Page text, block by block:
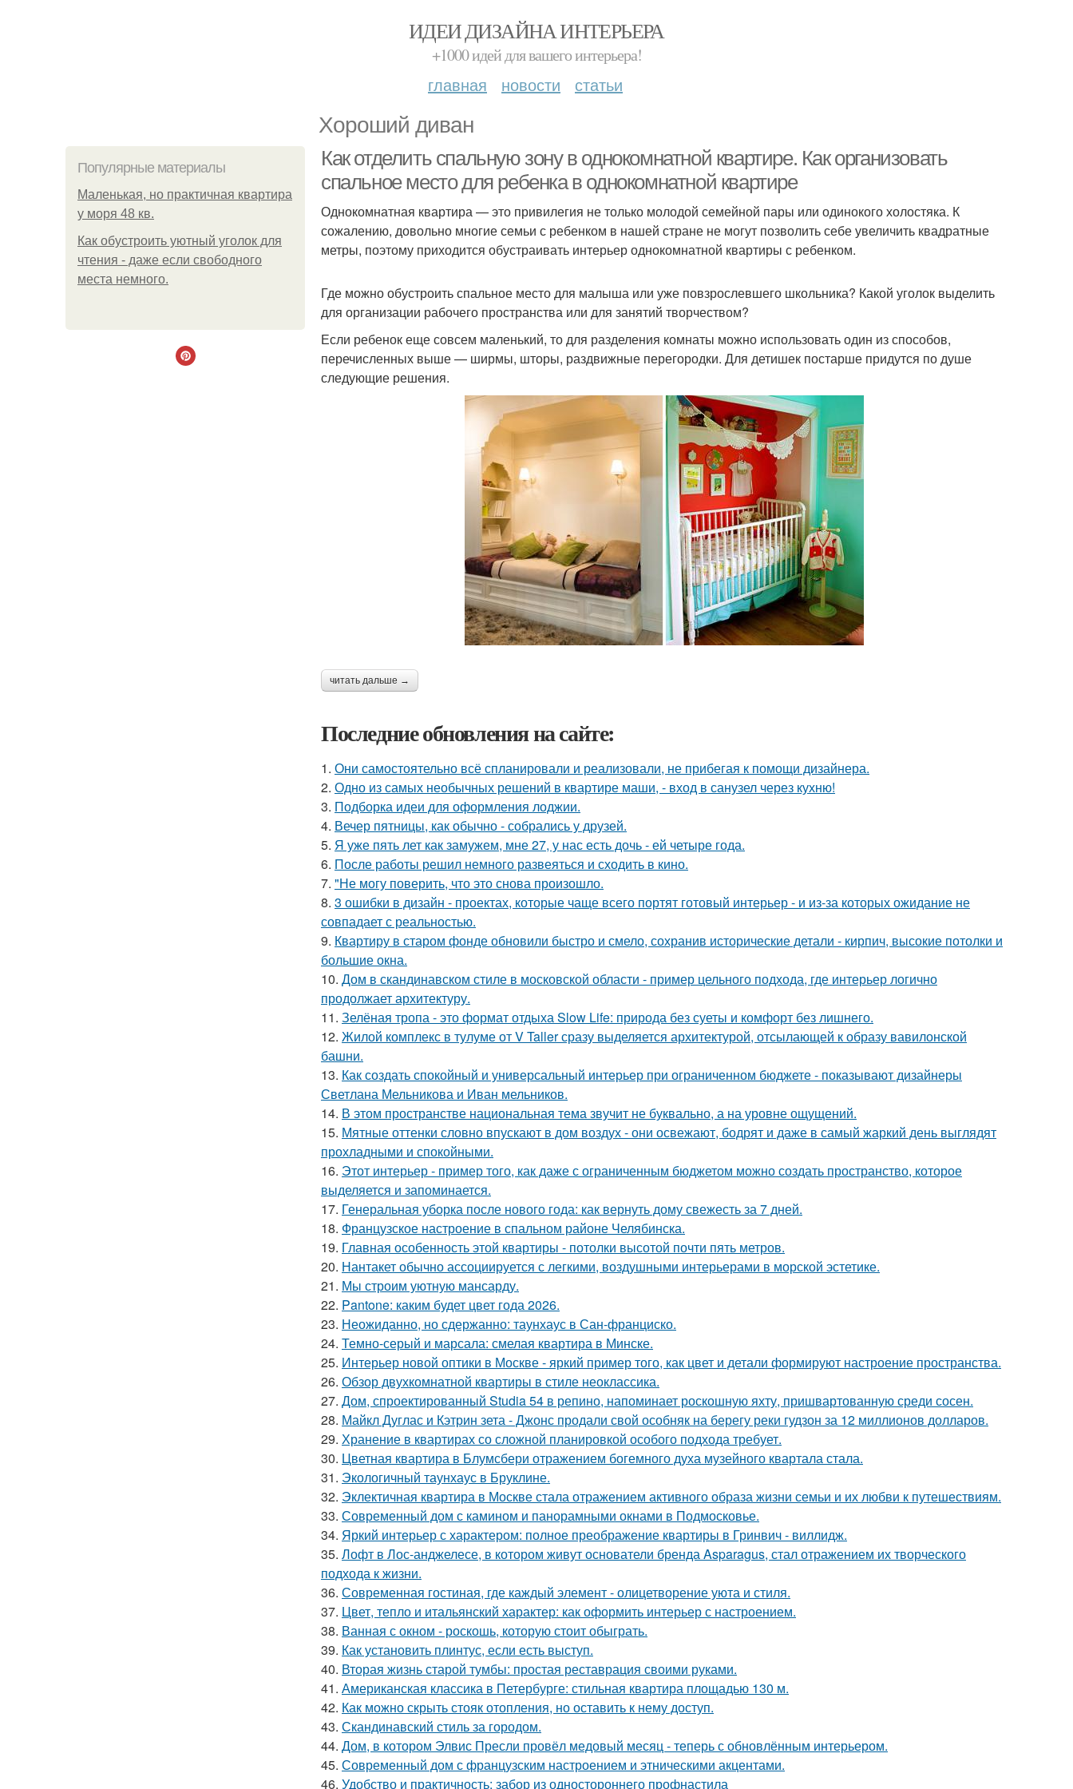
ИДЕИ ДИЗАЙНА ИНТЕРЬЕРА
+1000 идей для вашего интерьера!
главная новости статьи
Хороший диван
Популярные материалы
Маленькая, но практичная квартира
у моря 48 кв.
Как обустроить уютный уголок для
чтения - даже если свободного
места немного.
Как отделить спальную зону в однокомнатной квартире. Как организовать
спальное место для ребенка в однокомнатной квартире
Однокомнатная квартира — это привилегия не только молодой семейной пары или одинокого холостяка. К
сожалению, довольно многие семьи с ребенком в нашей стране не могут позволить себе увеличить квадратные
метры, поэтому приходится обустраивать интерьер однокомнатной квартиры с ребенком.
Где можно обустроить спальное место для малыша или уже повзрослевшего школьника? Какой уголок выделить
для организации рабочего пространства или для занятий творчеством?
Если ребенок еще совсем маленький, то для разделения комнаты можно использовать один из способов,
перечисленных выше — ширмы, шторы, раздвижные перегородки. Для детишек постарше придутся по душе
следующие решения.
читать дальше →
Последние обновления на сайте:
1. Они самостоятельно всё спланировали и реализовали, не прибегая к помощи дизайнера.
2. Одно из самых необычных решений в квартире маши, - вход в санузел через кухню!
3. Подборка идеи для оформления лоджии.
4. Вечер пятницы, как обычно - собрались у друзей.
5. Я уже пять лет как замужем, мне 27, у нас есть дочь - ей четыре года.
6. После работы решил немного развеяться и сходить в кино.
7. "Не могу поверить, что это снова произошло.
8. 3 ошибки в дизайн - проектах, которые чаще всего портят готовый интерьер - и из-за которых ожидание не
совпадает с реальностью.
9. Квартиру в старом фонде обновили быстро и смело, сохранив исторические детали - кирпич, высокие потолки и
большие окна.
10. Дом в скандинавском стиле в московской области - пример цельного подхода, где интерьер логично
продолжает архитектуру.
11. Зелёная тропа - это формат отдыха Slow Life: природа без суеты и комфорт без лишнего.
12. Жилой комплекс в тулуме от V Taller сразу выделяется архитектурой, отсылающей к образу вавилонской
башни.
13. Как создать спокойный и универсальный интерьер при ограниченном бюджете - показывают дизайнеры
Светлана Мельникова и Иван мельников.
14. В этом пространстве национальная тема звучит не буквально, а на уровне ощущений.
15. Мятные оттенки словно впускают в дом воздух - они освежают, бодрят и даже в самый жаркий день выглядят
прохладными и спокойными.
16. Этот интерьер - пример того, как даже с ограниченным бюджетом можно создать пространство, которое
выделяется и запоминается.
17. Генеральная уборка после нового года: как вернуть дому свежесть за 7 дней.
18. Французское настроение в спальном районе Челябинска.
19. Главная особенность этой квартиры - потолки высотой почти пять метров.
20. Нантакет обычно ассоциируется с легкими, воздушными интерьерами в морской эстетике.
21. Мы строим уютную мансарду.
22. Pantone: каким будет цвет года 2026.
23. Неожиданно, но сдержанно: таунхаус в Сан-франциско.
24. Темно-серый и марсала: смелая квартира в Минске.
25. Интерьер новой оптики в Москве - яркий пример того, как цвет и детали формируют настроение пространства.
26. Обзор двухкомнатной квартиры в стиле неоклассика.
27. Дом, спроектированный Studia 54 в репино, напоминает роскошную яхту, пришвартованную среди сосен.
28. Майкл Дуглас и Кэтрин зета - Джонс продали свой особняк на берегу реки гудзон за 12 миллионов долларов.
29. Хранение в квартирах со сложной планировкой особого подхода требует.
30. Цветная квартира в Блумсбери отражением богемного духа музейного квартала стала.
31. Экологичный таунхаус в Бруклине.
32. Эклектичная квартира в Москве стала отражением активного образа жизни семьи и их любви к путешествиям.
33. Современный дом с камином и панорамными окнами в Подмосковье.
34. Яркий интерьер с характером: полное преображение квартиры в Гринвич - виллидж.
35. Лофт в Лос-анджелесе, в котором живут основатели бренда Asparagus, стал отражением их творческого
подхода к жизни.
36. Современная гостиная, где каждый элемент - олицетворение уюта и стиля.
37. Цвет, тепло и итальянский характер: как оформить интерьер с настроением.
38. Ванная с окном - роскошь, которую стоит обыграть.
39. Как установить плинтус, если есть выступ.
40. Вторая жизнь старой тумбы: простая реставрация своими руками.
41. Американская классика в Петербурге: стильная квартира площадью 130 м.
42. Как можно скрыть стояк отопления, но оставить к нему доступ.
43. Скандинавский стиль за городом.
44. Дом, в котором Элвис Пресли провёл медовый месяц - теперь с обновлённым интерьером.
45. Современный дом с французским настроением и этническими акцентами.
46. Удобство и практичность: забор из одностороннего профнастила